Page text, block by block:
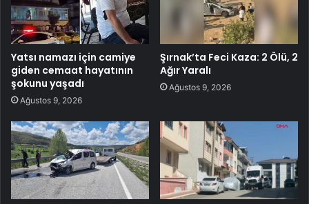
Yatsı namazı için camiye
giden cemaat hayatının
şokunu yaşadı
Ağustos 9, 2026
Şırnak’ta Feci Kaza: 2 Ölü, 2
Ağır Yaralı
Ağustos 9, 2026